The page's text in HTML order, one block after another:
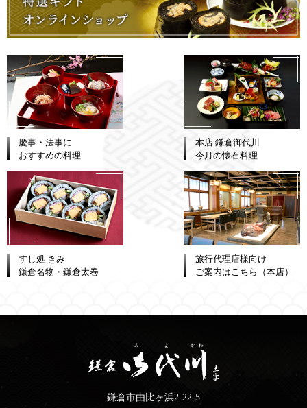
慶事・法事に
おすすめの料理
本店 鎌倉御代川
今月の懐石料理
すし処 きみ
鎌倉名物・鎌倉太巻
旅行代理店様向け
ご案内はこちら（本店）
鎌倉市由比ヶ浜2-22-5